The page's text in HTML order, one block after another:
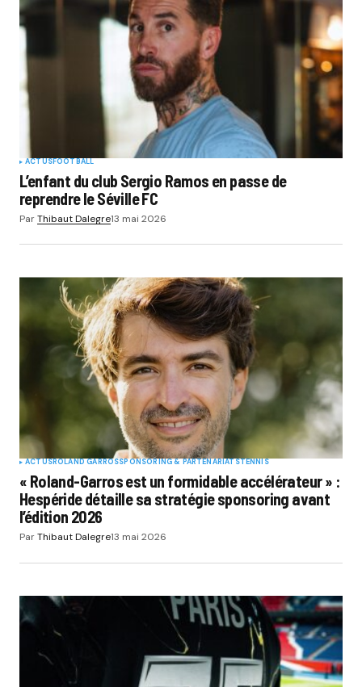
ACTUSFOOTBALL
L’enfant du club Sergio Ramos en passe de
reprendre le Séville FC
ParThibaut Dalegre13 mai 2026
ACTUSROLAND GARROSSPONSORING & PARTENARIATSTENNIS
« Roland-Garros est un formidable accélérateur » :
Hespéride détaille sa stratégie sponsoring avant
l’édition 2026
ParThibaut Dalegre13 mai 2026